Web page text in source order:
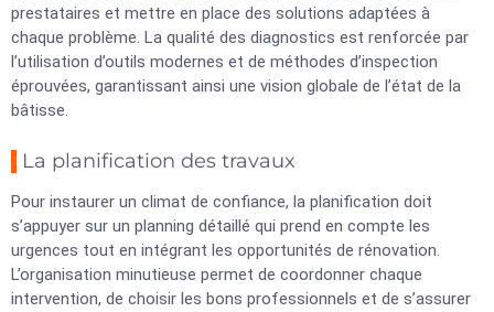
prestataires et mettre en place des solutions adaptées à
chaque problème. La qualité des diagnostics est renforcée par
l’utilisation d’outils modernes et de méthodes d’inspection
éprouvées, garantissant ainsi une vision globale de l’état de la
bâtisse.
La planification des travaux
Pour instaurer un climat de confiance, la planification doit
s’appuyer sur un planning détaillé qui prend en compte les
urgences tout en intégrant les opportunités de rénovation.
L’organisation minutieuse permet de coordonner chaque
intervention, de choisir les bons professionnels et de s’assurer